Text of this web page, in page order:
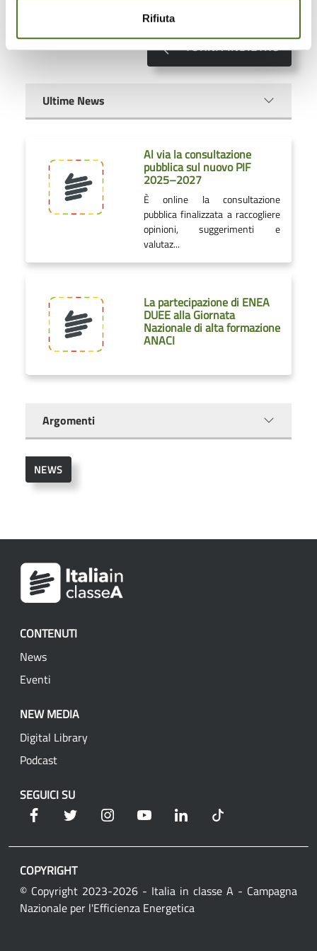
Rifiuta
TORNA INDIETRO
Ultime News
Al via la consultazione
pubblica sul nuovo PIF
2025–2027
È online la consultazione
pubblica finalizzata a raccogliere
opinioni, suggerimenti e
valutaz...
La partecipazione di ENEA
DUEE alla Giornata
Nazionale di alta formazione
ANACI
Argomenti
NEWS
CONTENUTI
News
Eventi
NEW MEDIA
Digital Library
Podcast
SEGUICI SU
Facebook Twitter Instagram YouTube Linkedin
COPYRIGHT
© Copyright 2023-2026 - Italia in classe A - Campagna
Nazionale per l'Efficienza Energetica